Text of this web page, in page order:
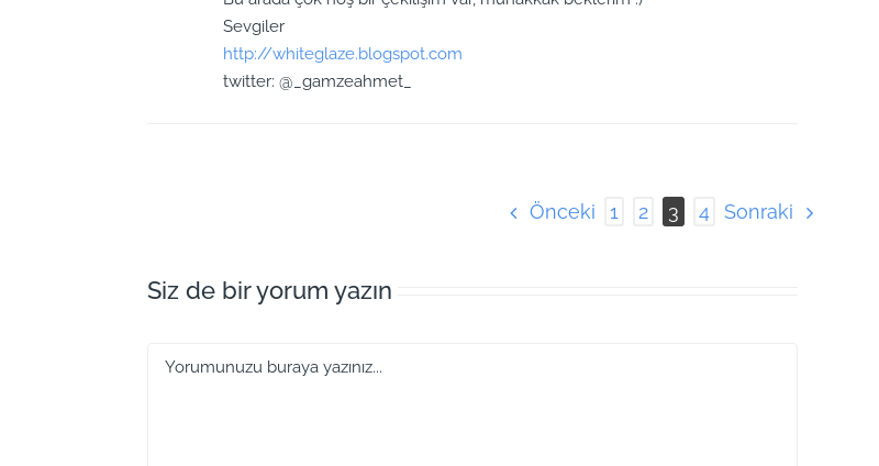
Sevgiler
http://whiteglaze.blogspot.com
twitter: @_gamzeahmet_
Önceki 1 2 3 4 Sonraki
Siz de bir yorum yazın